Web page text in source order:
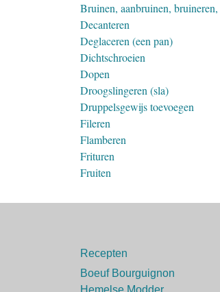
Bruinen, aanbruinen, bruineren,
Decanteren
Deglaceren (een pan)
Dichtschroeien
Dopen
Droogslingeren (sla)
Druppelsgewijs toevoegen
Fileren
Flamberen
Frituren
Fruiten
Recepten
Boeuf Bourguignon
Hemelse Modder